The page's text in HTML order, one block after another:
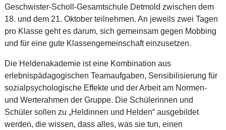
Geschwister-Scholl-Gesamtschule Detmold zwischen dem
18. und dem 21. Oktober teilnehmen. An jeweils zwei Tagen
pro Klasse geht es darum, sich gemeinsam gegen Mobbing
und für eine gute Klassengemeinschaft einzusetzen.
Die Heldenakademie ist eine Kombination aus
erlebnispädagogischen Teamaufgaben, Sensibilisierung für
sozialpsychologische Effekte und der Arbeit am Normen-
und Werterahmen der Gruppe. Die Schülerinnen und
Schüler sollen zu „Heldinnen und Helden“ ausgebildet
werden, die wissen, dass alles, was sie tun, einen